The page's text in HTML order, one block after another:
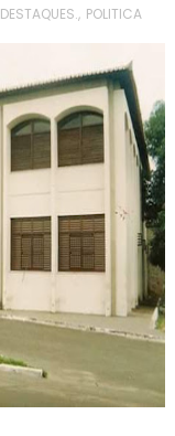
DESTAQUES., POLITICA